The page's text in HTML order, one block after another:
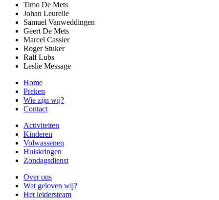
Timo De Mets
Johan Leurelle
Samuel Vanweddingen
Geert De Mets
Marcel Cassier
Roger Stuker
Ralf Lubs
Leslie Message
Home
Preken
Wie zijn wij?
Contact
Activiteiten
Kinderen
Volwassenen
Huiskringen
Zondagsdienst
Over ons
Wat geloven wij?
Het leidersteam